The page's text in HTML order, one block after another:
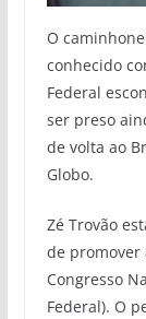
O
conhecido
Federal
ser preso
de volta ao
Globo.
Zé Trovão
de promover
Congresso
Federal). O